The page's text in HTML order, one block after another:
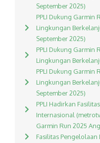
September 2025)
PPLI Dukung Garmin
Lingkungan
September 2025)
PPLI Dukung Garmin
Lingkungan
PPLI Dukung Garmin
Lingkungan
September 2025)
PPLI Hadirkan
Internasional
Garmin Run 2025
Fasilitas Pengelolaan